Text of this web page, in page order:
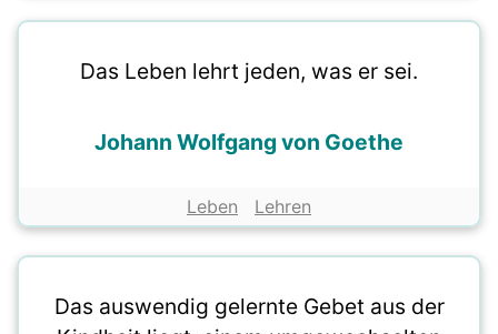
Das Leben lehrt jeden, was er sei.
Johann Wolfgang von Goethe
Leben Lehren
Das auswendig gelernte Gebet aus der